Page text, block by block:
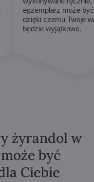
egzemplarz może
dzięki czemu Twoje
będzie wyjątkowe.
żyrandol w
być
Ciebie